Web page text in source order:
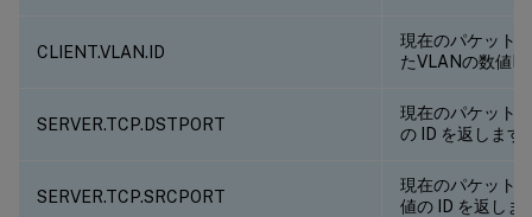
CLIENT.VLAN.ID
現在のパケット
たVLANの数値
SERVER.TCP.DSTPORT
現在のパケット
の ID を返します
SERVER.TCP.SRCPORT
現在のパケット
値の ID を返しま